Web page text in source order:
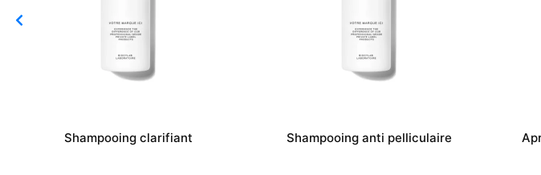
Shampooing clarifiant Shampooing anti pelliculaire